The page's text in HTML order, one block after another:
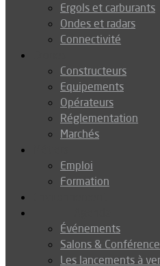
Ergols et carburants
Ondes et radars
Connectivité
Constructeurs
Equipements
Opérateurs
Réglementation
Marchés
Emploi
Formation
Événements
Salons &
Les lancements à